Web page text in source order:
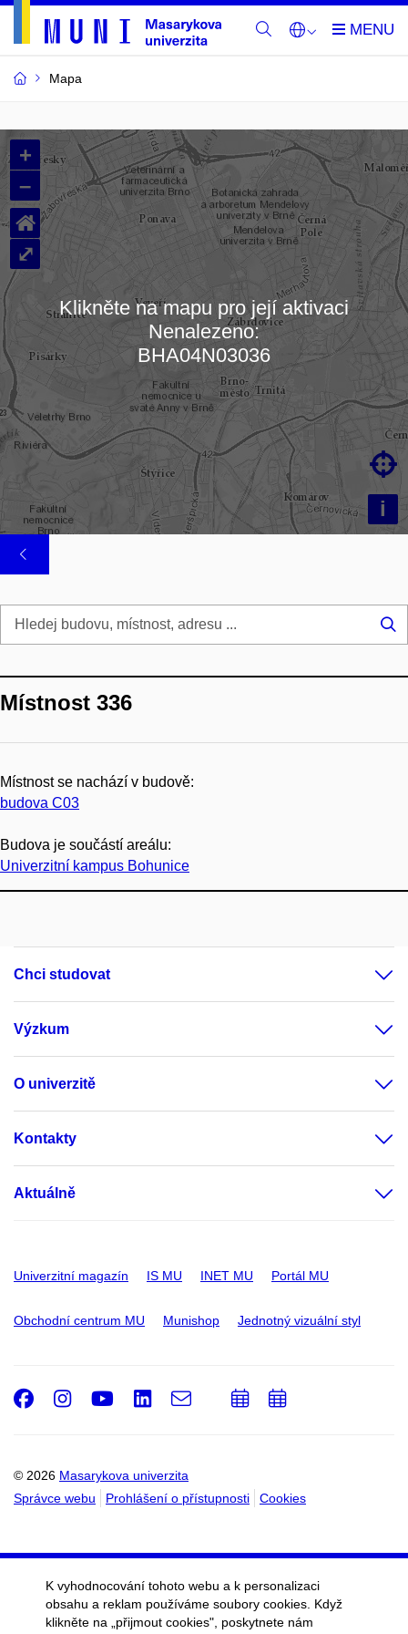
Mapa
Budovy
a
místnosti
MU
Načítám mapu…
+
–
i

⌂
⤢
Klikněte na mapu pro její aktivaci
Nenalezeno:
BHA04N03036
Místnost 336
Místnost se nachází v budově:
budova C03
Budova je součástí areálu:
Univerzitní kampus Bohunice
Chci studovat
Výzkum
O univerzitě
Kontakty
Aktuálně
Univerzitní magazín IS MU INET MU Portál MU
Obchodní centrum MU Munishop Jednotný vizuální styl
© 2026 Masarykova univerzita
Správce webu
Prohlášení o přístupnosti Cookies
Facebook
Instagram
Youtube
LinkedIn
e-
PřidatPřidat
K vyhodnocování tohoto webu a k personalizaci
obsahu a reklam používáme soubory cookies. Když
klikněte na „přijmout cookies", poskytnete nám